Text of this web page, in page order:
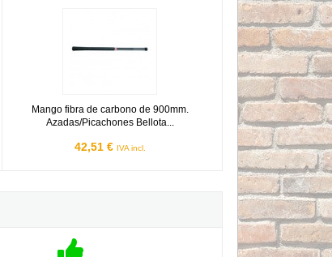
Mango fibra de carbono de 900mm.
Azadas/Picachones Bellota...
42,51 € IVA incl.
Mango fibra de carbono de 900mm. Azadas/Picachones